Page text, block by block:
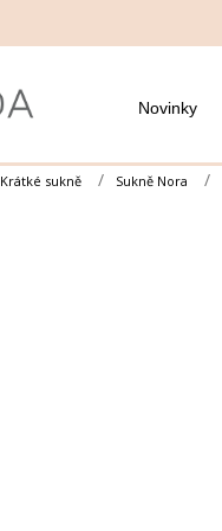
Novinky
Krátké sukně Sukně Nora